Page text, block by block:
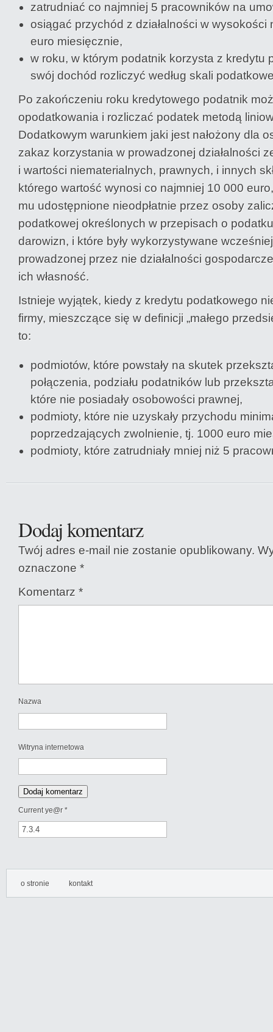
zatrudniać co najmniej 5 pracowników na
osiągać przychód z działalności w wysokości
euro miesięcznie,
w roku, w którym podatnik korzysta z kredytu
swój dochód rozliczyć według skali
Po zakończeniu roku kredytowego podatnik
opodatkowania i rozliczać podatek metodą
Dodatkowym warunkiem jaki jest nałożony dla
zakaz korzystania w prowadzonej działalności
i wartości niematerialnych, prawnych, i innych
którego wartość wynosi co najmniej 10 000
mu udostępnione nieodpłatnie przez osoby
podatkowej określonych w przepisach o
darowizn, i które były wykorzystywane
prowadzonej przez nie działalności
ich własność.
Istnieje wyjątek, kiedy z kredytu podatkowego
firmy, mieszczące się w definicji „małego
to:
podmiotów, które powstały na skutek
połączenia, podziału podatników lub
które nie posiadały osobowości prawnej,
podmioty, które nie uzyskały przychodu
poprzedzających zwolnienie, tj. 1000 euro
podmioty, które zatrudniały mniej niż 5
Dodaj komentarz
Twój adres e-mail nie zostanie opublikowany.
oznaczone *
Komentarz *
Nazwa
Witryna internetowa
Current ye@r *
o stronie kontakt